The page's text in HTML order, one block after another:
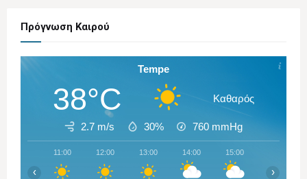
Πρόγνωση Καιρού
Tempe
38°C Καθαρός
2.7 m/s 30% 760 mmHg
11:00 12:00 13:00 14:00 15:00
‹ ›